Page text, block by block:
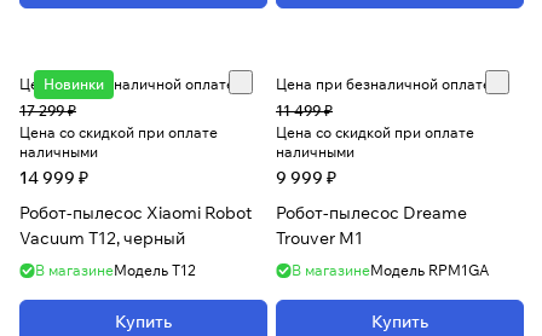
Новинки
Цена при безналичной оплате
17 299 ₽
Цена со скидкой при оплате
наличными
14 999 ₽
Робот-пылесос Xiaomi Robot
Vacuum T12, черный
В магазинеМодель T12
Купить
Цена при безналичной оплате
11 499 ₽
Цена со скидкой при оплате
наличными
9 999 ₽
Робот-пылесос Dreame
Trouver M1
В магазинеМодель RPM1GA
Купить